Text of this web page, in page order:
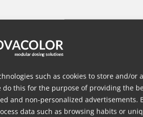
such as cookies to store and/or
do this for the purpose of providing the
and non-personalized advertisements.
data such as browsing habits or
Spritzgießen